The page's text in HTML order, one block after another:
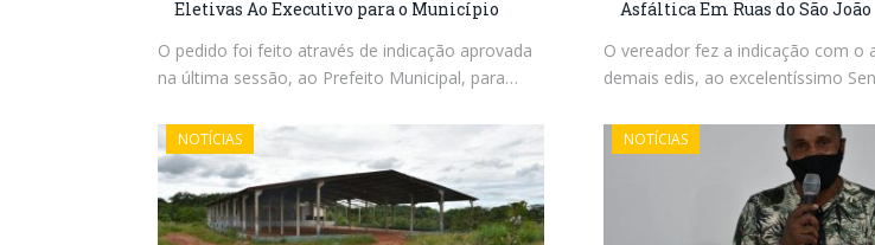
Eletivas Ao Executivo para o Município
O pedido foi feito através de indicação aprovada
na última sessão, ao Prefeito Municipal, para…
Asfáltica Em Ruas do São João
O vereador fez a indicação com o
demais edis, ao excelentíssimo
NOTÍCIAS NOTÍCIAS